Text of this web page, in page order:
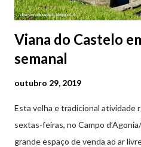
Viana do Castelo
semanal
outubro 29, 2019
Esta velha e tradicional atividade
sextas-feiras, no Campo
grande espaço de venda ao ar